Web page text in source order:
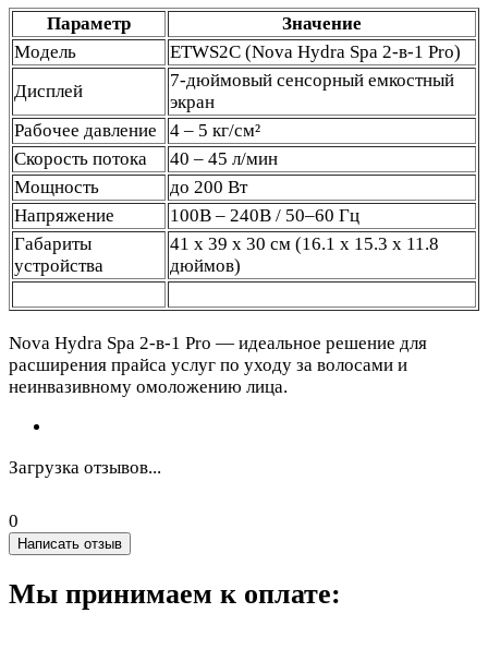
Параметр
Значение
Модель
ETWS2C (Nova Hydra Spa 2-в-1 Pro)
Дисплей
7-дюймовый сенсорный емкостный
экран
Рабочее давление
4 – 5 кг/см²
Скорость потока
40 – 45 л/мин
Мощность
до 200 Вт
Напряжение
100В – 240В / 50–60 Гц
Габариты
устройства
41 х 39 х 30 см (16.1 x 15.3 x 11.8
дюймов)
Nova Hydra Spa 2-в-1 Pro — идеальное решение для
расширения прайса услуг по уходу за волосами и
неинвазивному омоложению лица.
Загрузка отзывов...
0
Написать отзыв
Мы принимаем к оплате: